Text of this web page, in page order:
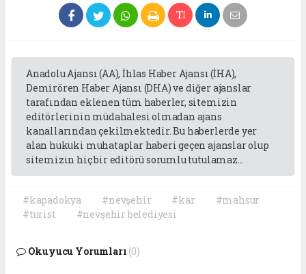
Anadolu Ajansı (AA), İhlas Haber Ajansı (İHA),
Demirören Haber Ajansı (DHA) ve diğer ajanslar
tarafından eklenen tüm haberler, sitemizin
editörlerinin müdahalesi olmadan ajans
kanallarından çekilmektedir. Bu haberlerde yer
alan hukuki muhataplar haberi geçen ajanslar olup
sitemizin hiç bir editörü sorumlu tutulamaz...
#kapadokya #nevşehir #kar
#mahsur
#turist
#nevşehir belediyesi
Okuyucu Yorumları (0)